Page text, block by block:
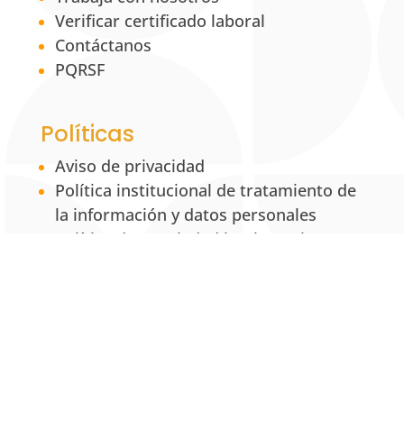
Verificar certificado laboral
Contáctanos
PQRSF
Políticas
Aviso de privacidad
Política institucional de tratamiento de
la información y datos personales
Política de propiedad intelectual